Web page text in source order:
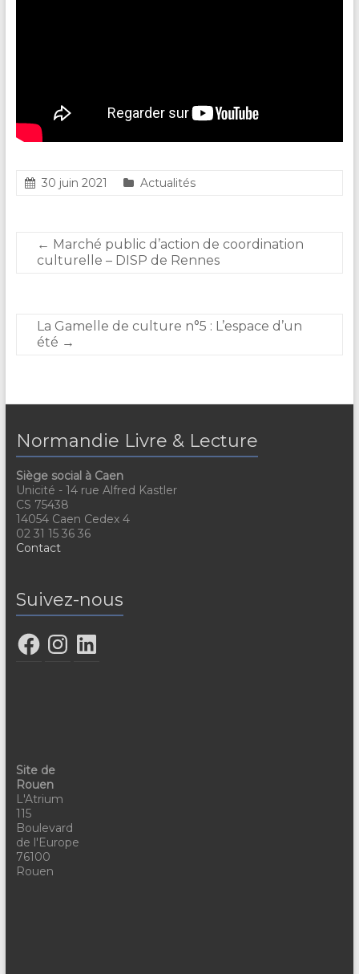
30 juin 2021 Actualités
← Marché public d’action de coordination
culturelle – DISP de Rennes
La Gamelle de culture n°5 : L’espace d’un
été →
Normandie Livre & Lecture
Siège social à Caen
Unicité - 14 rue Alfred Kastler
CS 75438
14054 Caen Cedex 4
02 31 15 36 36
Contact
Suivez-nous
Site de
Rouen
L'Atrium
115
Boulevard
de l'Europe
76100
Rouen